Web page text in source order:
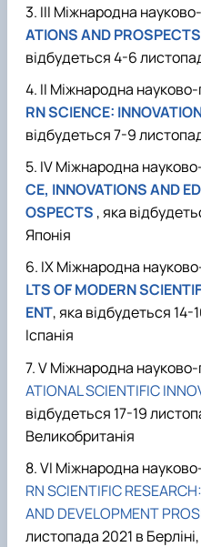
III Міжнародна
ATIONSANDPROSPECTS
відбудеться 4-6
II Міжнародна
RN SCIENCE:
відбудеться 7-9
IV Міжнародна
CE, INNOVATIONS AND
OSPECTS , яка
Японія
IX Міжнародна
LTSOFMODERN
ENT, яка відбудеться
Іспанія
V Міжнародна
ATIONAL SCIENTIFIC
відбудеться 17-19
Великобританія
VI Міжнародна
RN SCIENTIFIC
AND DEVELOPMENT
листопада 2021 в